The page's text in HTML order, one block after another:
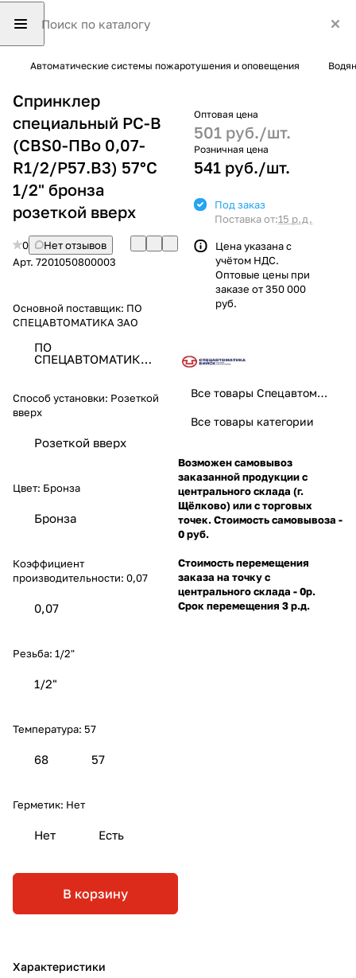
Автоматические системы пожаротушения и оповещения
Cпринклер
специальный РС-В
(СВS0-ПВо 0,07-
R1/2/Р57.В3) 57°С
1/2" бронза
розеткой вверх
0
Нет отзывов
Арт. 7201050800003
Основной поставщик: ПО
СПЕЦАВТОМАТИКА ЗАО
ПО
СПЕЦАВТОМАТИКА
Способ установки: Розеткой
вверх
Розеткой вверх
Цвет: Бронза
Бронза
Коэффициент
производительности: 0,07
0,07
Резьба: 1/2"
1/2"
Температура: 57
68 57
Герметик: Нет
Нет Есть
В корзину
Характеристики
Оптовая цена
501 руб./шт.
Розничная цена
541 руб./шт.
Под заказ
Поставка от:15 р.д.
Цена указана с
учётом НДС.
Оптовые цены при
заказе от 350 000
руб.
Все товары Спецавтоматика
Все товары категории
Возможен самовывоз
заказанной продукции с
центрального склада (г.
Щёлково) или с торговых
точек. Стоимость самовывоза -
0 руб.
Стоимость перемещения
заказа на точку с
центрального склада - 0р.
Срок перемещения 3 р.д.